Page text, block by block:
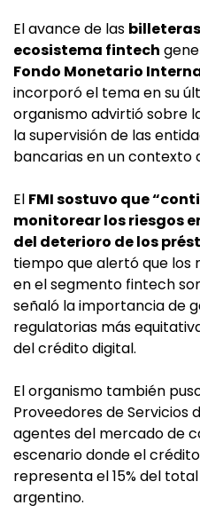
El avance de las
ecosistema fintech
Fondo Monetario
incorporó el tema en su
organismo advirtió sobre
la supervisión de las
bancarias en un contexto
El FMI sostuvo que
monitorear los riesgos
del deterioro de los
tiempo que alertó que los
en el segmento fintech
señaló la importancia de
regulatorias más
del crédito digital.
El organismo también
Proveedores de Servicios
agentes del mercado de
escenario donde el
representa el 15% del
argentino.